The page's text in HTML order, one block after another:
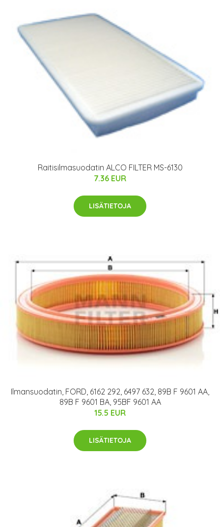
Raitisilmasuodatin ALCO FILTER MS-6130
7.36 EUR
LISÄTIETOJA
Ilmansuodatin, FORD, 6162 292, 6497 632, 89B F 9601 AA,
89B F 9601 BA, 95BF 9601 AA
15.5 EUR
LISÄTIETOJA